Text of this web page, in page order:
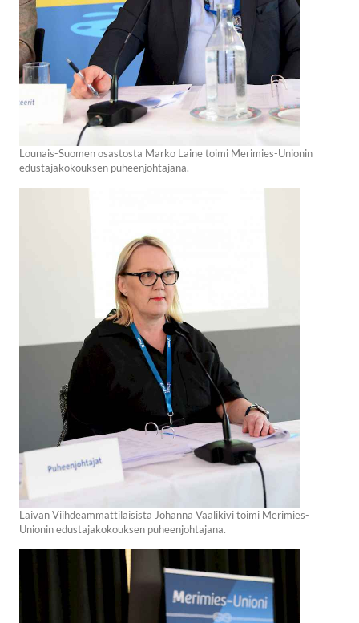
Lounais-Suomen osastosta Marko Laine toimi Merimies-Unionin
edustajakokouksen puheenjohtajana.
Laivan Viihdeammattilaisista Johanna Vaalikivi toimi Merimies-
Unionin edustajakokouksen puheenjohtajana.